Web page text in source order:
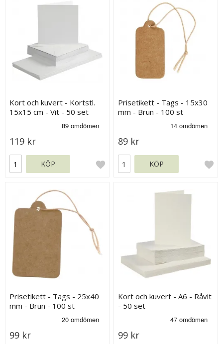
Kort och kuvert - Kortstl.
15x15 cm - Vit - 50 set
119 kr
KÖP
Prisetikett - Tags - 15x30
mm - Brun - 100 st
89 kr
KÖP
Prisetikett - Tags - 25x40
mm - Brun - 100 st
99 kr
Kort och kuvert - A6 - Råvit
- 50 set
99 kr